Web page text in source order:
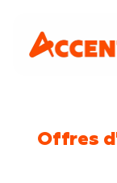
Offres